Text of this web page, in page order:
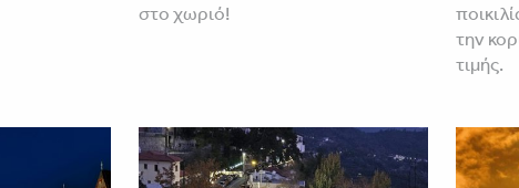
στο χωριό!
την
τιμής.